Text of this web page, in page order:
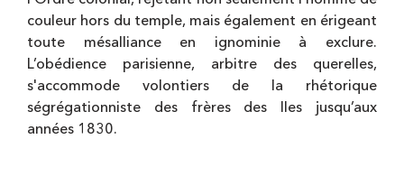
couleur hors du temple, mais également en érigeant
toute mésalliance en ignominie à exclure.
L’obédience parisienne, arbitre des querelles,
s'accommode volontiers de la rhétorique
ségrégationniste des frères des Iles jusqu’aux
années 1830.